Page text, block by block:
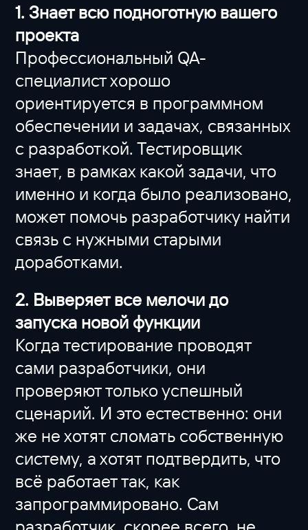
1. Знает всю подноготную вашего
проекта
Профессиональный QA-
специалист хорошо
ориентируется в программном
обеспечении и задачах, связанных
с разработкой. Тестировщик
знает, в рамках какой задачи, что
именно и когда было реализовано,
может помочь разработчику найти
связь с нужными старыми
доработками.
2. Выверяет все мелочи до
запуска новой функции
Когда тестирование проводят
сами разработчики, они
проверяют только успешный
сценарий. И это естественно: они
же не хотят сломать собственную
систему, а хотят подтвердить, что
всё работает так, как
запрограммировано. Сам